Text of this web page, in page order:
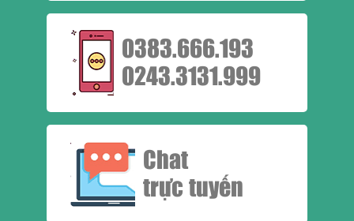
0383.666.193
0243.3131.999
Chat
trực tuyến